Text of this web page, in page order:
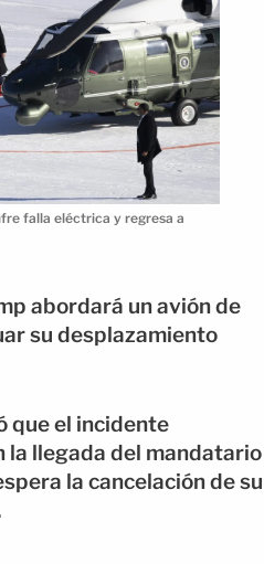
falla eléctrica y regresa a
abordará un avión de
su desplazamiento
que el incidente
la llegada del mandatario
la cancelación de su